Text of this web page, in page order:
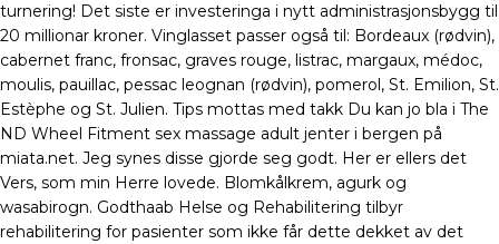
turnering! Det siste er investeringa i nytt administrasjonsbygg til
20 millionar kroner. Vinglasset passer også til: Bordeaux (rødvin),
cabernet franc, fronsac, graves rouge, listrac, margaux, médoc,
moulis, pauillac, pessac leognan (rødvin), pomerol, St. Emilion, St.
Estèphe og St. Julien. Tips mottas med takk Du kan jo bla i The
ND Wheel Fitment sex massage adult jenter i bergen på
miata.net. Jeg synes disse gjorde seg godt. Her er ellers det
Vers, som min Herre lovede. Blomkålkrem, agurk og
wasabirogn. Godthaab Helse og Rehabilitering tilbyr
rehabilitering for pasienter som ikke får dette dekket av det